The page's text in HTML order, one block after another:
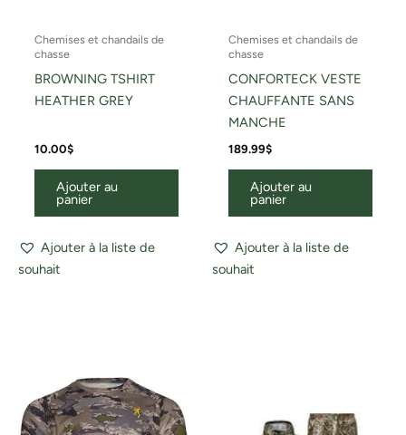
Chemises et chandails de
chasse
BROWNING TSHIRT
HEATHER GREY
10.00$
Ajouter au
panier
Ajouter à la liste de
souhait
Chemises et chandails de
chasse
CONFORTECK VESTE
CHAUFFANTE SANS
MANCHE
189.99$
Ajouter au
panier
Ajouter à la liste de
souhait
plusieurs
variations.